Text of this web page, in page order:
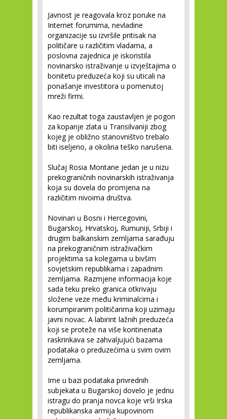
Javnost je reagovala kroz poruke na
Internet forumima, nevladine
organizacije su izvršile pritisak na
političare u različitim vladama, a
poslovna zajednica je iskoristila
novinarsko istraživanje u izvještajima o
bonitetu preduzeća koji su uticali na
ponašanje investitora u pomenutoj
mreži firmi.
Kao rezultat toga zaustavljen je pogon
za kopanje zlata u Transilvaniji zbog
kojeg je obližno stanovništvo trebalo
biti iseljeno, a okolina teško narušena.
Slučaj Rosia Montane jedan je u nizu
prekograničnih novinarskih istraživanja
koja su dovela do promjena na
različitim nivoima društva.
Novinari u Bosni i Hercegovini,
Bugarskoj, Hrvatskoj, Rumuniji, Srbiji i
drugim balkanskim zemljama sarađuju
na prekograničnim istraživačkim
projektima sa kolegama u bivšim
sovjetskim republikama i zapadnim
zemljama. Razmjene informacija koje
sada teku preko granica otkrivaju
složene veze među kriminalcima i
korumpiranim političarima koji uzimaju
javni novac. A labirint lažnih preduzeća
koji se proteže na više kontinenata
raskrinkava se zahvaljujući bazama
podataka o preduzećima u svim ovim
zemljama.
Ime u bazi podataka privrednih
subjekata u Bugarskoj dovelo je jednu
istragu do pranja novca koje vrši Irska
republikanska armija kupovinom